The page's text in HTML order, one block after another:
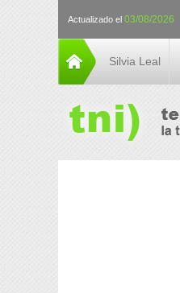
Actualizado el 03/08/2026
Silvia Leal